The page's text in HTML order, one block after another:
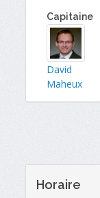
Capitaine
David
Maheux
Horaire